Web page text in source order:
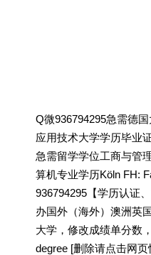
Q微936794295急需德
应用技术大学学历毕业
急需留学学位工商与管
算机专业学历Köln FH:
936794295【学历认证
办国外（海外）澳洲英
大学，修改成绩单分数
degree [删除请点击网